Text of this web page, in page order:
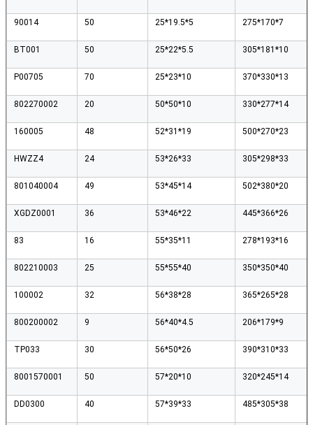
Hinterlass eine Nachricht
Wir rufen Sie bald zurück!
90014 50 25*19.5*5 275*170*7
BT001 50 25*22*5.5 305*181*10
P00705 70 25*23*10 370*330*13
802270002 20 50*50*10 330*277*14
160005 48 52*31*19 500*270*23
HWZZ4 24 53*26*33 305*298*33
801040004 49 53*45*14 502*380*20
XGDZ0001 36 53*46*22 445*366*26
83 16 55*35*11 278*193*16
802210003 25 55*55*40 350*350*40
100002 32 56*38*28 365*265*28
800200002 9 56*40*4.5 206*179*9
TP033 30 56*50*26 390*310*33
8001570001 50 57*20*10 320*245*14
DD0300 40 57*39*33 485*305*38